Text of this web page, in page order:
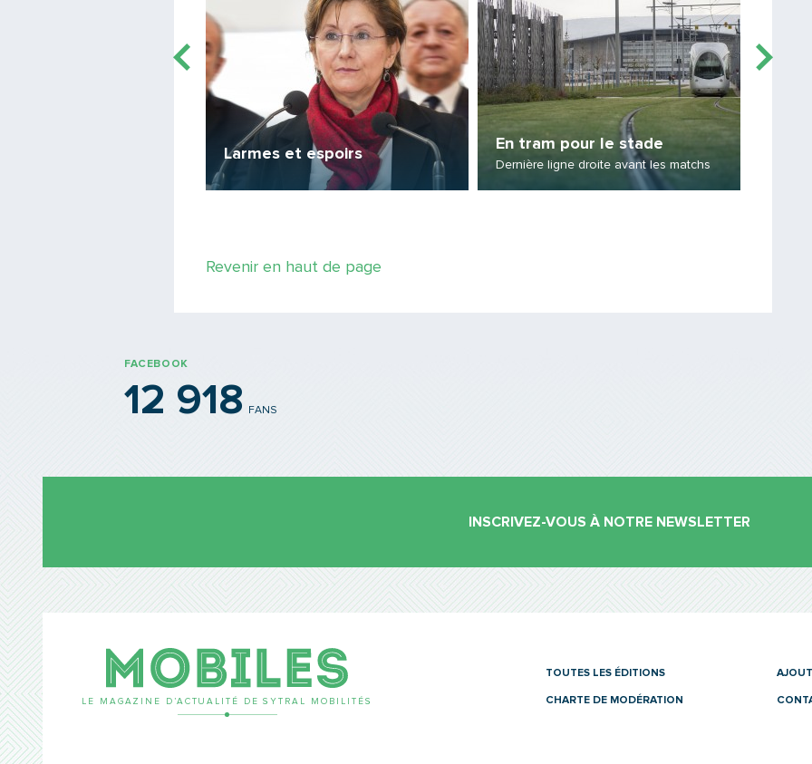
PARTAGER
Larmes et espoirs
En tram pour le stade
Dernière ligne droite avant les matchs
Revenir en haut de page
FACEBOOK
12 918 FANS
INSCRIVEZ-VOUS À NOTRE NEWSLETTER
LE MAGAZINE D’ACTUALITÉ DE SYTRAL MOBILITÉS
TOUTES LES ÉDITIONS
CHARTE DE MODÉRATION